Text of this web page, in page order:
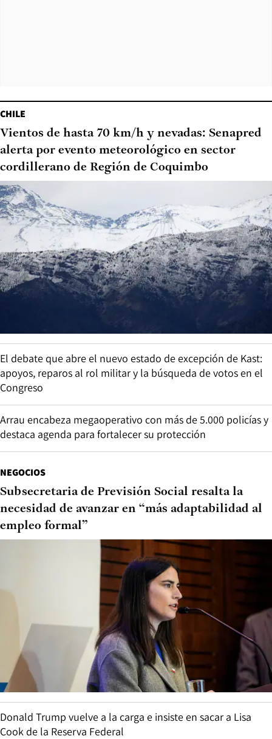
CHILE
Vientos de hasta 70 km/h y nevadas: Senapred
alerta por evento meteorológico en sector
cordillerano de Región de Coquimbo
El debate que abre el nuevo estado de excepción de Kast:
apoyos, reparos al rol militar y la búsqueda de votos en el
Congreso
Arrau encabeza megaoperativo con más de 5.000 policías y
destaca agenda para fortalecer su protección
NEGOCIOS
Subsecretaria de Previsión Social resalta la
necesidad de avanzar en “más adaptabilidad al
empleo formal”
Donald Trump vuelve a la carga e insiste en sacar a Lisa
Cook de la Reserva Federal